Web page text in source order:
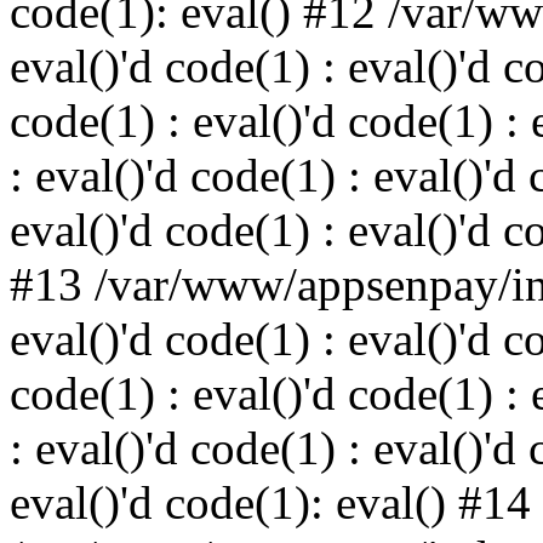
code(1): eval() #12 /var/
eval()'d code(1) : eval()'d
code(1) : eval()'d code(1) :
: eval()'d code(1) : eval()'d
eval()'d code(1) : eval()'d
#13 /var/www/appsenpay/
eval()'d code(1) : eval()'d
code(1) : eval()'d code(1) :
: eval()'d code(1) : eval()'d
eval()'d code(1): eval() #14